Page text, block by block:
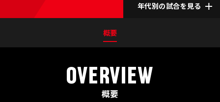
年代別の試合を見る
概要
OVERVIEW
概要